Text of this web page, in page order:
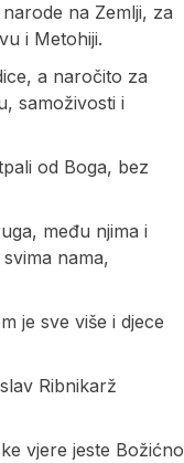
na Zemlji, za
i Metohiji.
a naročito za
samoživosti i
od Boga, bez
među njima i
nama,
je sve više i djece
Ribnikarž
vjere jeste Božićno